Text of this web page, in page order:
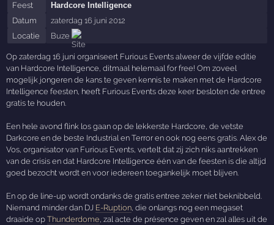
Feest
Hardcore Intelligence
Datum
zaterdag 16 juni 2012
Locatie
Buze
Op zaterdag 16 juni organiseert Furious Events alweer de vijfde editie
van Hardcore Intelligence, ditmaal helemaal for free! Om zoveel
mogelijk jongeren de kans te geven kennis te maken met de Hardcore
Intelligence feesten, heeft Furious Events deze keer besloten de entree
gratis te houden.
Een hele avond flink los gaan op de lekkerste Hardcore, de vetste
Darkcore en de beste Industrial en Terror en ook nog eens gratis. Alex de
Vos, organisator van Furious Events, vertelt dat zij zich niks aantrekken
van de crisis en dat Hardcore Intelligence één van de feesten is die altijd
goed bezocht wordt en voor iedereen toegankelijk moet blijven.
En op de line-up wordt ondanks de gratis entree zeker niet beknibbeld.
Niemand minder dan DJ E-Ruption , die onlangs nog een megaset
draaide opThunderdome , zal acte de présence geven en zal alles uit de